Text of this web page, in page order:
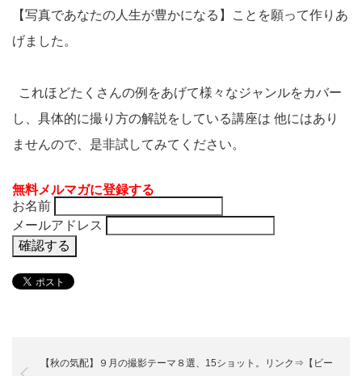
【写真であなたの人生が豊かになる】ことを願って作りあ
げました。
これほどたくさんの例をあげて様々なジャンルをカバー
し、具体的に撮り方の解説をしている講座は 他にはあり
ませんので、是非試してみてください。
無料メルマガに登録する
お名前
メールアドレス
【秋の気配】９月の撮影テーマ８選、15ショット。リンク⇒【ビー